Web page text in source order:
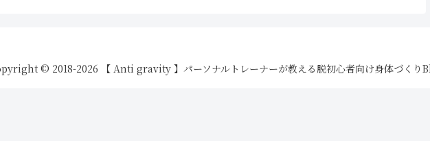
© 2018-2026 【 Anti gravity 】パーソナルトレーナーが教える脱初心者向け身体づく